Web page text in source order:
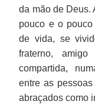
da mão de Deus.
pouco e o pouco
de vida, se
fraterno,
compartida,
entre as
abraçados como